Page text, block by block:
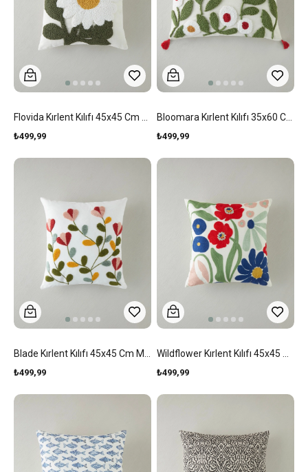
₺499,99 ₺499,99
₺499,99 ₺499,99